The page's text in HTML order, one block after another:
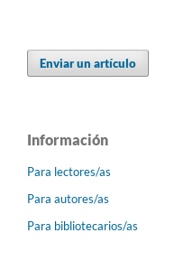
Enviar un artículo
Información
Para lectores/as
Para autores/as
Para bibliotecarios/as